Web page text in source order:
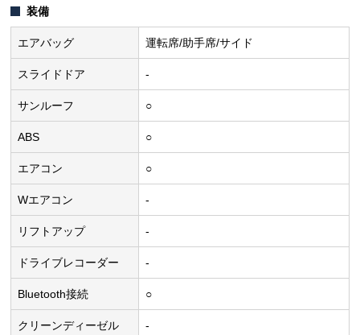
装備
エアバッグ 運転席/助手席/サイド
スライドドア -
サンルーフ ○
ABS ○
エアコン ○
Wエアコン -
リフトアップ -
ドライブレコーダー -
Bluetooth接続 ○
クリーンディーゼル -